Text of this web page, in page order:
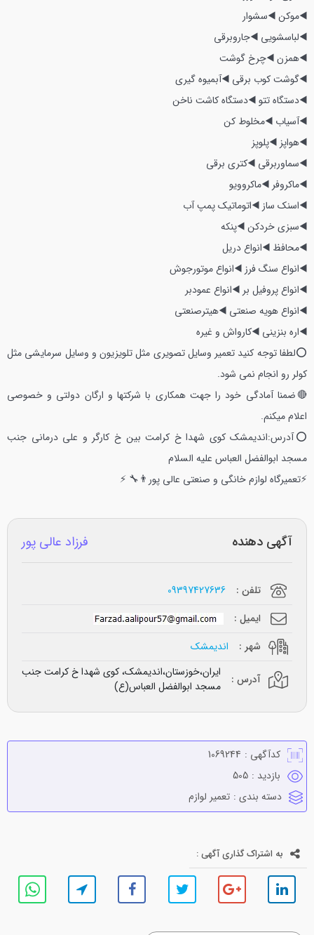
◀️موکن◀️سشوار
◀️لباسشویی ◀️جاروبرقی
◀️همزن◀️چرخ گوشت
◀️گوشت کوب برقی ◀️آبمیوه گیری
◀️دستگاه تتو◀️دستگاه کاشت ناخن
◀️آسیاب ◀️مخلوط کن
◀️هواپز ◀️پلوپز
◀️سماوربرقی ◀️کتری برقی
◀️ماکروفر ◀️ماکروویو
◀️اسنک ساز ◀️اتوماتیک پمپ آب
◀️سبزی خردکن◀️پنکه
◀️محافظ ◀️انواع دریل
◀️انواع سنگ فرز ◀️انواع موتورجوش
◀️انواع پروفیل بر ◀️انواع عمودبر
◀️انواع هویه صنعتی ◀️هیترصنعتی
◀️اره بنزینی ◀️کارواش و غیره
⭕لطفا توجه کنید تعمیر وسایل تصویری مثل تلویزیون و وسایل سرمایشی مثل
کولر رو انجام نمی شود.
🔴ضمنا آمادگی خود را جهت همکاری با شرکتها و ارگان دولتی و خصوصی
اعلام میکنم.
⭕آدرس:اندیمشک کوی شهدا خ کرامت بین خ کارگر و علی درمانی جنب
مسجد ابوالفضل العباس علیه السلام
⚡تعمیرگاه لوازم خانگی و صنعتی عالی پور👨‍🔧 ⚡
آگهی دهنده فرزاد عالی پور
تلفن :
09397427636
ایمیل :
شهر :
اندیمشک
آدرس :
ایران،خوزستان،اندیمشک، کوی شهدا خ کرامت جنب
مسجد ابوالفضل العباس(ع)
کدآگهی : 1069244
بازدید : 505
دسته بندی : تعمير لوازم
به اشتراک گذاری آگهی :